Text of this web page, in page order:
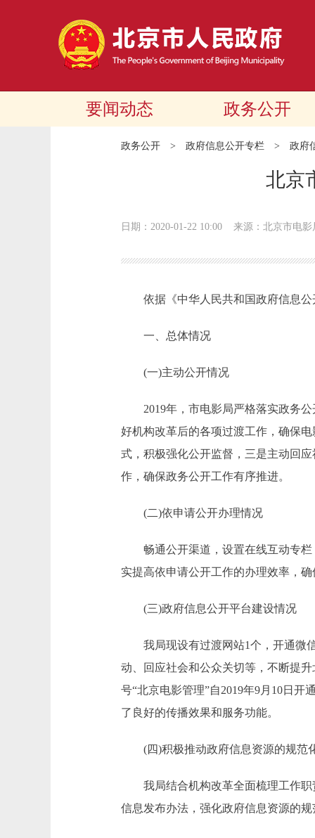
要闻动态 政务公开
政务公开 > 政府信息公开专栏 > 政府
北京
日期：2020-01-22 10:00 来源：北京市电影
依据《中华人民共和国政府信息公
一、总体情况
(一)主动公开情况
2019年，市电影局严格落实政务公
好机构改革后的各项过渡工作，确保
式，积极强化公开监督，三是主动回
作，确保政务公开工作有序推进。
(二)依申请公开办理情况
畅通公开渠道，设置在线互动专栏
实提高依申请公开工作的办理效率，
(三)政府信息公开平台建设情况
我局现设有过渡网站1个，开通微信
动、回应社会和公众关切等，不断提
号“北京电影管理”自2019年9月10日开
了良好的传播效果和服务功能。
(四)积极推动政府信息资源的规范
我局结合机构改革全面梳理工作职
信息发布办法，强化政府信息资源的